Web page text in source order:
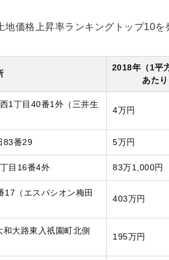
価格上昇率ランキングトップ10を
2018年（1平
あたり
1丁目40番1外（三井生
4万円
83番29 5万円
目16番4外 83万1,000円
17（エスパシオン梅田
403万円
大路東入祇園町北側
195万円